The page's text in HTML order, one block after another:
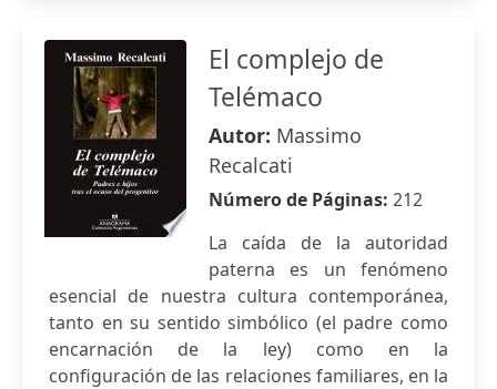
El complejo de
Telémaco
Autor: Massimo
Recalcati
Número de Páginas: 212
La caída de la autoridad
paterna es un fenómeno
esencial de nuestra cultura contemporánea,
tanto en su sentido simbólico (el padre como
encarnación de la ley) como en la
configuración de las relaciones familiares, en la